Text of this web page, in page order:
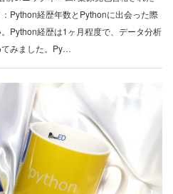
Python経歴年数とPythonに出会った際
Python経歴は1ヶ月程度で、データ分析
てみました。Py…